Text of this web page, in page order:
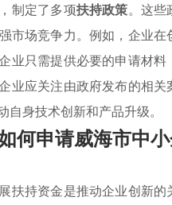
制定了多项扶持政策。这些
强市场竞争力。例如，企业
业只需提供必要的申请材
业应关注由政府发布的相
自身技术创新和产品升级。
何申请威海市中
扶持资金是推动企业创新